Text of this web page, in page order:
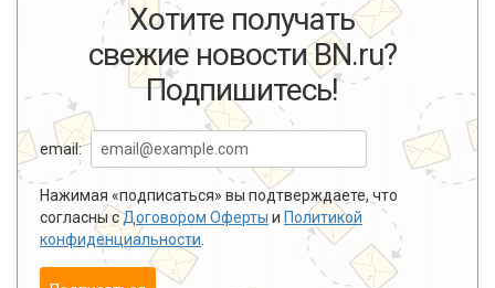
Хотите получать
свежие новости BN.ru?
Подпишитесь!
email:
Нажимая «подписаться» вы подтверждаете, что
согласны сДоговором Оферты и Политикой
конфиденциальности.